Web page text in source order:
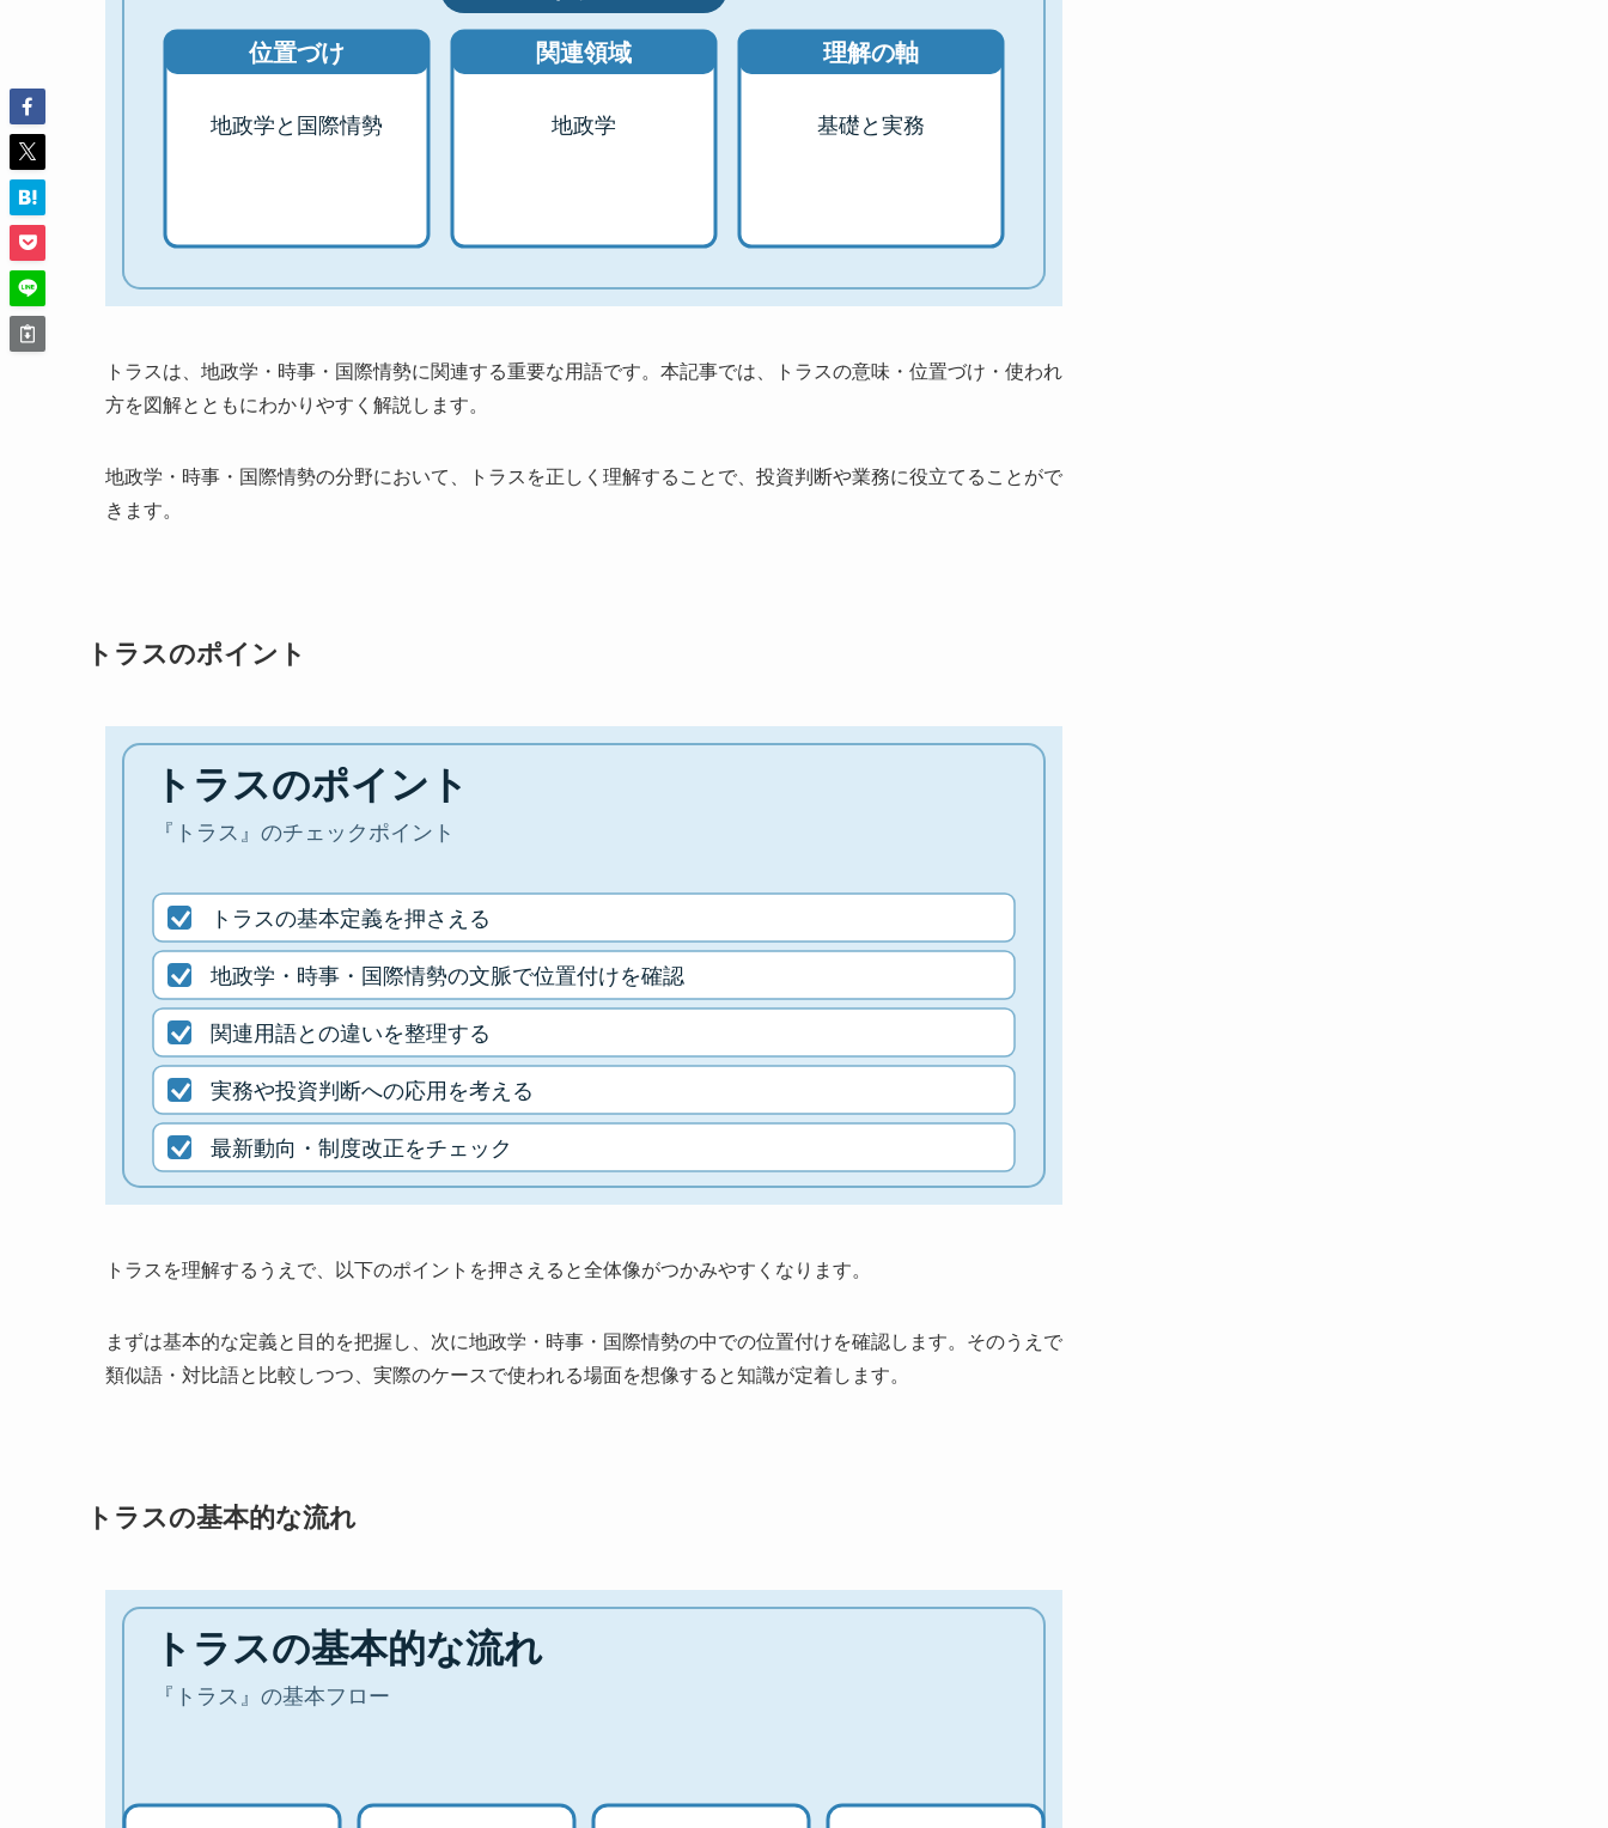
トラスは、地政学・時事・国際情勢に関連する重要な用語です。本記事では、トラスの意味・位置づけ・使われ
方を図解とともにわかりやすく解説します。
地政学・時事・国際情勢の分野において、トラスを正しく理解することで、投資判断や業務に役立てることがで
きます。
トラスのポイント
トラスを理解するうえで、以下のポイントを押さえると全体像がつかみやすくなります。
まずは基本的な定義と目的を把握し、次に地政学・時事・国際情勢の中での位置付けを確認します。そのうえで
類似語・対比語と比較しつつ、実際のケースで使われる場面を想像すると知識が定着します。
トラスの基本的な流れ